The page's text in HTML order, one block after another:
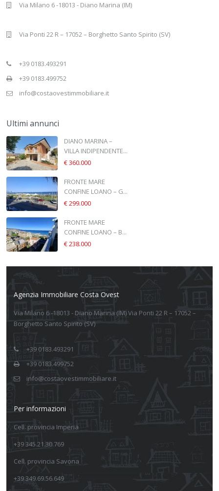
Via Milano 6 -18013 - Diano Marina (IM)
Via Ponti 22 R – 17052 – Borghetto Santo Spirito (SV)
+39 0183.493291
+39 0183.499752
info@costaovestimmobiliare.it
Ultimi annunci
DIANO MARINA –
VILLA INDIPENDENTE...
€ 360.000
FRONTE MARE
CONFINE LOANO – G...
€ 299.000
FRONTE MARE
CONFINE LOANO – B...
€ 238.000
Agenzia Immobiliare Costa Ovest
Via Milano 6 -18013 - Diano Marina (IM) Via Ponti 22 R – 17052 –
Borghetto Santo Spirito (SV)
+39 0183.493291
+39 0183.499752
info@costaovestimmobiliare.it
Per informazioni
Cell. provincia Imperia
+39 345.21.30.769
Cell. provincia Savona
+39 349.69.56.649